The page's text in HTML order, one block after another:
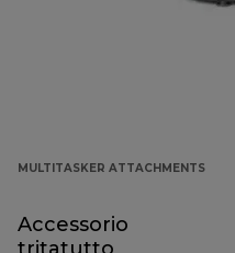
MULTITASKER ATTACHMENTS
Accessorio